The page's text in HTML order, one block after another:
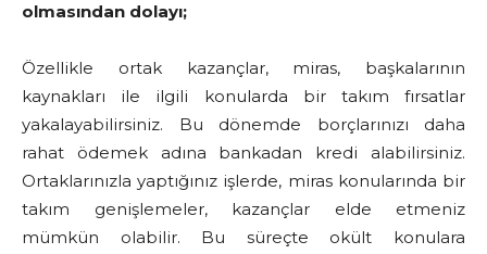
olmasından dolayı;
Özellikle ortak kazançlar, miras, başkalarının
kaynakları ile ilgili konularda bir takım fırsatlar
yakalayabilirsiniz. Bu dönemde borçlarınızı daha
rahat ödemek adına bankadan kredi alabilirsiniz.
Ortaklarınızla yaptığınız işlerde, miras konularında bir
takım genişlemeler, kazançlar elde etmeniz
mümkün olabilir. Bu süreçte okült konulara